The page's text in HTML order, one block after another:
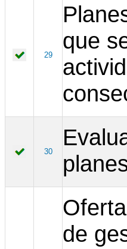
29
que
30
de